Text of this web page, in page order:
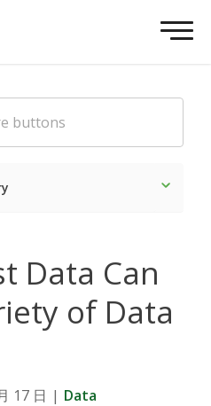
Data Can
of Data
17 日 | Data